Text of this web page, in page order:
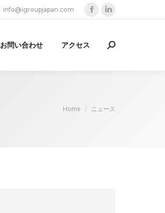
info@igroupjapan.com
opensopens
お問い合わせ アクセス Search:
You are here:
Home ニュース